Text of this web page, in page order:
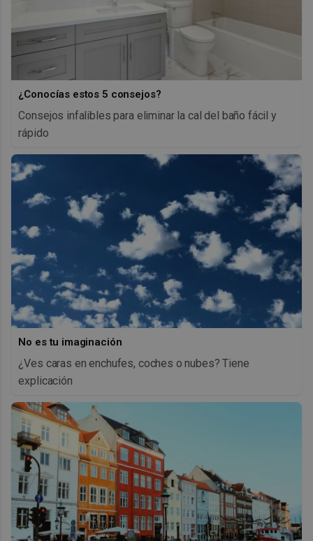
¿Conocías estos 5 consejos?
Consejos infalibles para eliminar la cal del baño fácil y
rápido
No es tu imaginación
¿Ves caras en enchufes, coches o nubes? Tiene
explicación